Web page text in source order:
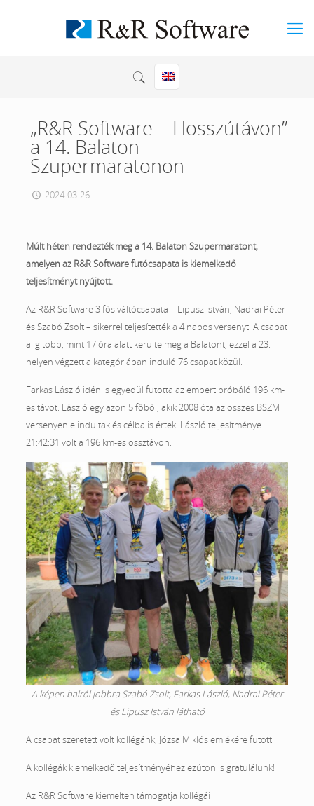
„R&R Software – Hosszútávon”
a 14. Balaton
Szupermaratonon
2024-03-26
Múlt héten rendezték meg a 14. Balaton Szupermaratont,
amelyen az R&R Software futócsapata is kiemelkedő
teljesítményt nyújtott.
Az R&R Software 3 fős váltócsapata – Lipusz István, Nadrai Péter
és Szabó Zsolt – sikerrel teljesítették a 4 napos versenyt. A csapat
alig több, mint 17 óra alatt kerülte meg a Balatont, ezzel a 23.
helyen végzett a kategóriában induló 76 csapat közül.
Farkas László idén is egyedül futotta az embert próbáló 196 km-
es távot. László egy azon 5 főből, akik 2008 óta az összes BSZM
versenyen elindultak és célba is értek. László teljesítménye
21:42:31 volt a 196 km-es össztávon.
A képen balról jobbra Szabó Zsolt, Farkas László, Nadrai Péter
és Lipusz István látható
A csapat szeretett volt kollégánk, Józsa Miklós emlékére futott.
A kollégák kiemelkedő teljesítményéhez ezúton is gratulálunk!
Az R&R Software kiemelten támogatja kollégái